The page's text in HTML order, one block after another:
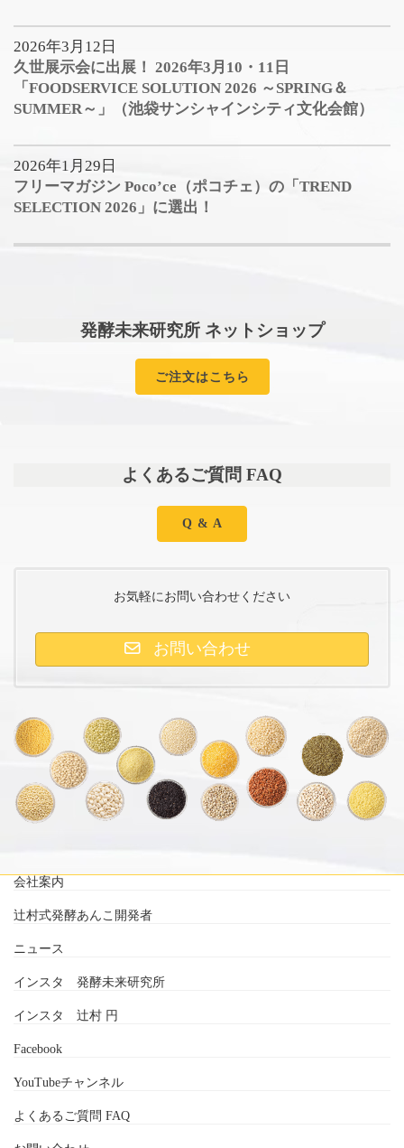
2026年3月12日
久世展示会に出展！ 2026年3月10・11日
「FOODSERVICE SOLUTION 2026 ～SPRING＆
SUMMER～」（池袋サンシャインシティ文化会館）
2026年1月29日
フリーマガジン Poco’ce（ポコチェ）の「TREND
SELECTION 2026」に選出！
発酵未来研究所 ネットショップ
ご注文はこちら
よくあるご質問 FAQ
Q & A
お気軽にお問い合わせください
お問い合わせ
会社案内
辻村式発酵あんこ開発者
ニュース
インスタ 発酵未来研究所
インスタ 辻村 円
Facebook
YouTubeチャンネル
よくあるご質問 FAQ